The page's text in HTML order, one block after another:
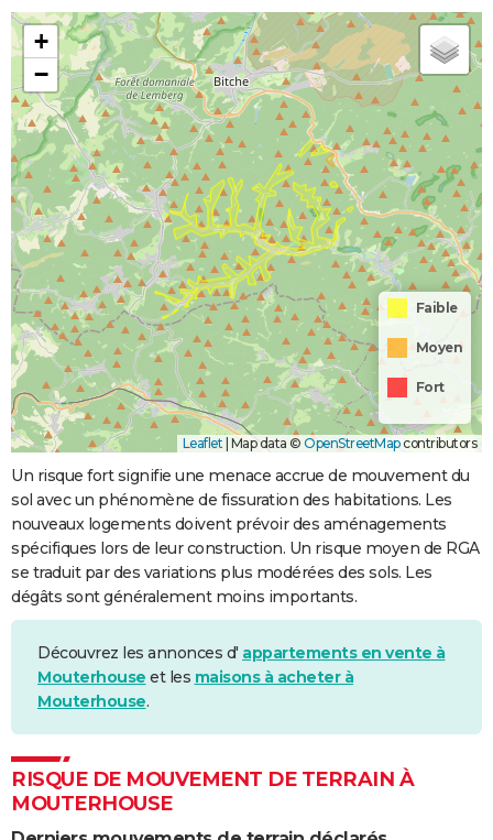
+
−
Faible
Moyen
Fort
Leaflet | Map data © OpenStreetMapcontributors
Un risque fort signifie une menace accrue de mouvement du
sol avec un phénomène de fissuration des habitations. Les
nouveaux logements doivent prévoir des aménagements
spécifiques lors de leur construction. Un risque moyen de RGA
se traduit par des variations plus modérées des sols. Les
dégâts sont généralement moins importants.
Découvrez les annonces d' appartements en vente à
Mouterhouse et les maisons à acheter à
Mouterhouse.
RISQUE DE MOUVEMENT DE TERRAIN À
MOUTERHOUSE